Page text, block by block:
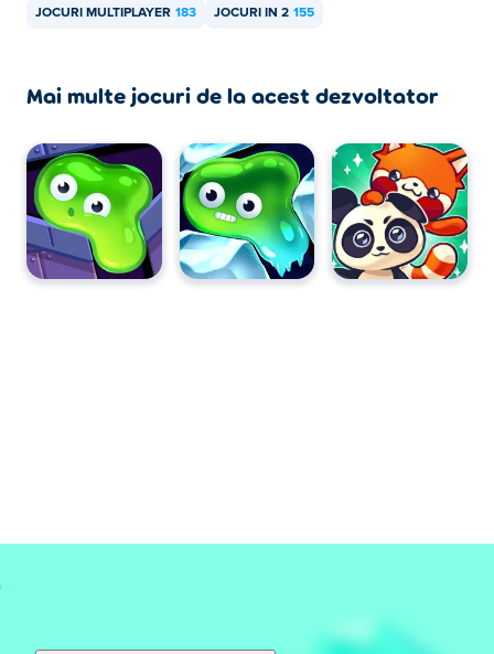
JOCURI MULTIPLAYER 183 JOCURI IN 2 155
Mai multe jocuri de la acest dezvoltator